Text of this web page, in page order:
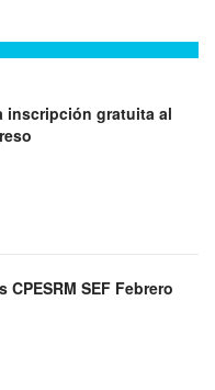
inscripción gratuita al
CPESRM SEF Febrero